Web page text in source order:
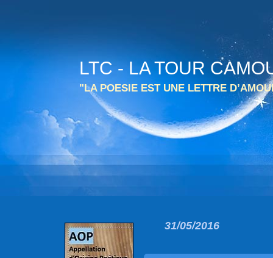
LTC - LA TOUR
"LA POESIE EST UNE LETTRE
31/05/2016